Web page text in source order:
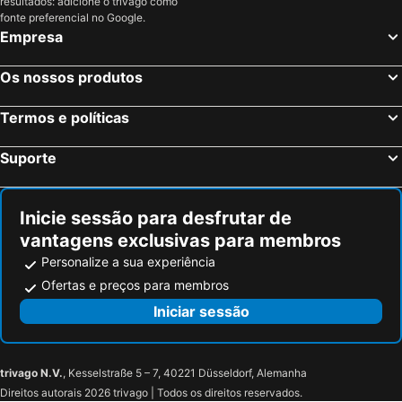
Coupvray, França Hotéis
Bordéus, Aquitânia Hotéis
Serris, França Hotéis
Colmar, Alsácia Hotéis
fonte preferencial no Google.
Empresa
Os nossos produtos
Termos e políticas
Suporte
Inicie sessão para desfrutar de
vantagens exclusivas para membros
Personalize a sua experiência
Ofertas e preços para membros
Iniciar sessão
trivago N.V., Kesselstraße 5 – 7, 40221 Düsseldorf, Alemanha
Direitos autorais 2026 trivago | Todos os direitos reservados.